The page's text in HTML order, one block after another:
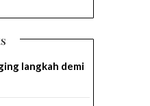
langkah demi